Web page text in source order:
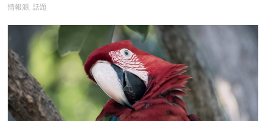
情報源,話題